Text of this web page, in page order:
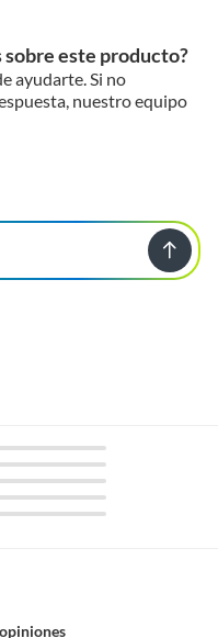
sobre este producto?
ayudarte. Si no
nuestro equipo